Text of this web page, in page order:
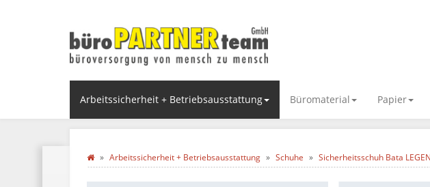
Arbeitssicherheit + Betriebsausstattung Büromaterial Papier
Arbeitssicherheit + Betriebsausstattung Schuhe Sicherheitsschuh Bata